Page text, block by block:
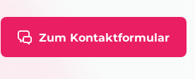
Zum Kontaktformular